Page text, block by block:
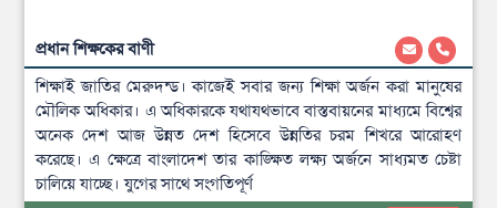
প্রধান শিক্ষকের বাণী
শিক্ষাই জাতির মেরুদন্ড। কাজেই সবার জন্য শিক্ষা অর্জন করা মানুষের
মৌলিক অধিকার। এ ‎অধিকারকে যথাযথভাবে বাস্তবায়নের মাধ্যমে বিশ্বের
অনেক দেশ আজ উন্নত দেশ হিসেবে ‎উন্নতির চরম শিখরে আরোহণ
করেছে। এ ক্ষেত্রে বাংলাদেশ তার কাঙ্ক্ষিত লক্ষ্য অর্জনে ‎সাধ্যমত চেষ্টা
চালিয়ে যাচ্ছে। যুগের সাথে সংগতিপূর্ণ